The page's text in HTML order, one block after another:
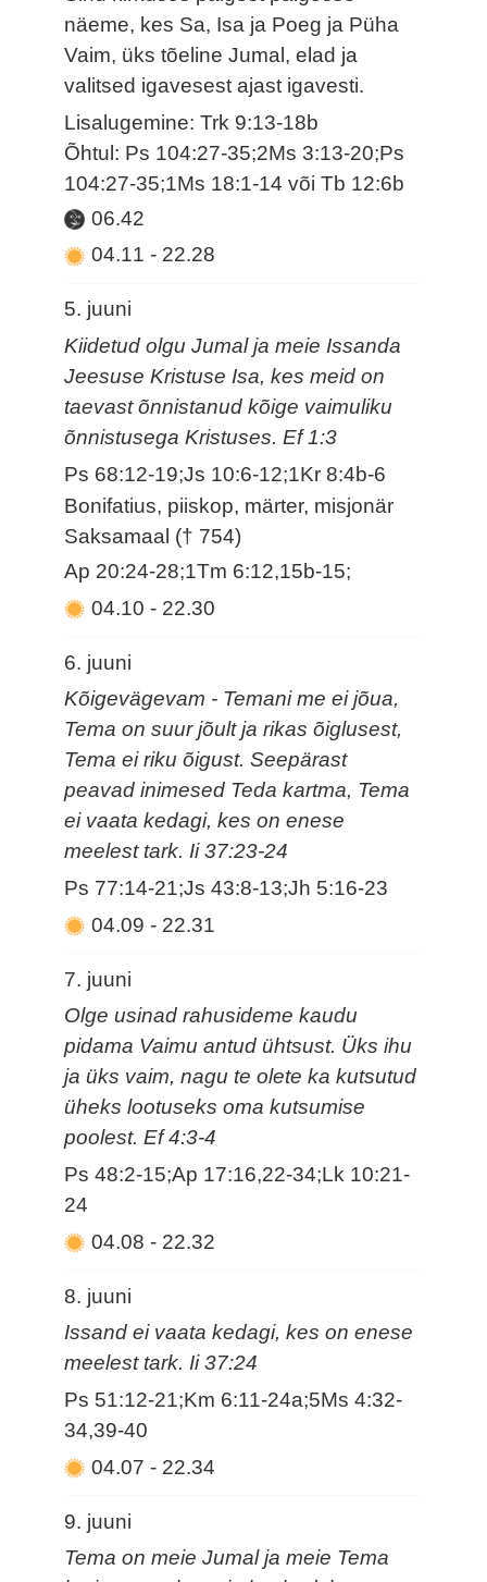
näeme, kes Sa, Isa ja Poeg ja Püha
Vaim, üks tõeline Jumal, elad ja
valitsed igavesest ajast igavesti.
Lisalugemine: Trk 9:13-18b
Õhtul: Ps 104:27-35;2Ms 3:13-20;Ps
104:27-35;1Ms 18:1-14 või Tb 12:6b
06.42
04.11- 22.28
5. juuni
Kiidetud olgu Jumal ja meie Issanda
Jeesuse Kristuse Isa, kes meid on
taevast õnnistanud kõige vaimuliku
õnnistusega Kristuses. Ef 1:3
Ps 68:12-19;Js 10:6-12;1Kr 8:4b-6
Bonifatius, piiskop, märter, misjonär
Saksamaal († 754)
Ap 20:24-28;1Tm 6:12,15b-15;
04.10- 22.30
6. juuni
Kõigevägevam - Temani me ei jõua,
Tema on suur jõult ja rikas õiglusest,
Tema ei riku õigust. Seepärast
peavad inimesed Teda kartma, Tema
ei vaata kedagi, kes on enese
meelest tark. Ii 37:23-24
Ps 77:14-21;Js 43:8-13;Jh 5:16-23
04.09- 22.31
7. juuni
Olge usinad rahusideme kaudu
pidama Vaimu antud ühtsust. Üks ihu
ja üks vaim, nagu te olete ka kutsutud
üheks lootuseks oma kutsumise
poolest. Ef 4:3-4
Ps 48:2-15;Ap 17:16,22-34;Lk 10:21-
24
04.08- 22.32
8. juuni
Issand ei vaata kedagi, kes on enese
meelest tark. Ii 37:24
Ps 51:12-21;Km 6:11-24a;5Ms 4:32-
34,39-40
04.07- 22.34
9. juuni
Tema on meie Jumal ja meie Tema